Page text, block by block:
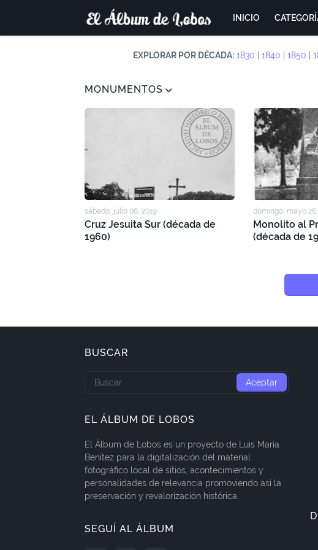
INICIO
EXPLORAR POR DÉCADA: 1830 1840 1850
MONUMENTOS
sábado, julio 06, 2019
Cruz Jesuita Sur (década de
1960)
domingo, mayo 26,
Monolito al
(década de
BUSCAR
EL ÁLBUM DE LOBOS
El Álbum de Lobos es un proyecto de Luis María
Benítez para la digitalización del material
fotográfico local de sitios, acontecimientos y
personalidades de relevancia promoviendo así la
preservación y revalorización histórica.
SEGUÍ AL ÁLBUM